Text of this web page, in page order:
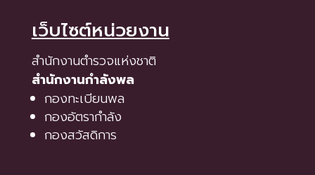
เว็บไซต์หน่วยงาน
สำนักงานตำรวจแห่งชาติ
สำนักงานกำลังพล
กองทะเบียนพล
กองอัตรากำลัง
กองสวัสดิการ